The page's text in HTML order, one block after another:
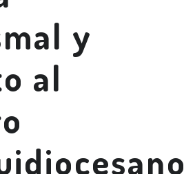
y
al